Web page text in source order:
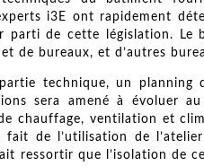
i3E ont rapidement
de cette législation. Le
de bureaux, et d’autres
technique, un
sera amené à évoluer
chauffage, ventilation et
fait de l’utilisation de
ressortir que l’isolation de